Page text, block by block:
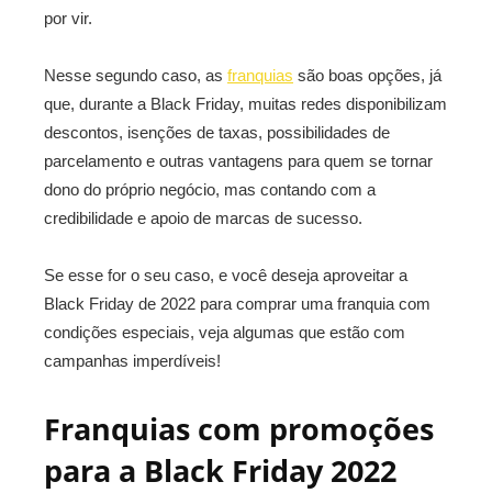
por vir.
Nesse segundo caso, as franquias são boas opções, já
que, durante a Black Friday, muitas redes disponibilizam
descontos, isenções de taxas, possibilidades de
parcelamento e outras vantagens para quem se tornar
dono do próprio negócio, mas contando com a
credibilidade e apoio de marcas de sucesso.
Se esse for o seu caso, e você deseja aproveitar a
Black Friday de 2022 para comprar uma franquia com
condições especiais, veja algumas que estão com
campanhas imperdíveis!
Franquias com promoções
para a Black Friday 2022